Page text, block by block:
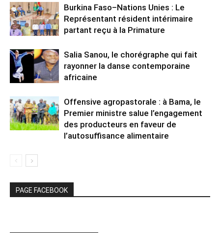
Burkina Faso–Nations Unies : Le
Représentant résident intérimaire
partant reçu à la Primature
Salia Sanou, le chorégraphe qui fait
rayonner la danse contemporaine
africaine
Offensive agropastorale : à Bama, le
Premier ministre salue l’engagement
des producteurs en faveur de
l’autosuffisance alimentaire
PAGE FACEBOOK